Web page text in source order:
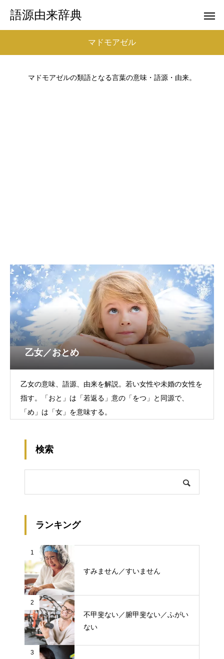
語源由来辞典
マドモアゼル
マドモアゼルの類語となる言葉の意味・語源・由来。
乙女／おとめ
乙女の意味、語源、由来を解説。若い女性や未婚の女性を
指す。「おと」は「若返る」意の「をつ」と同源で、
「め」は「女」を意味する。
検索
ランキング
1
すみません／すいません
2
不甲斐ない／腑甲斐ない／ふがい
ない
3